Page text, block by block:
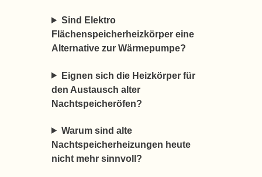
Sind Elektro
Flächenspeicherheizkörper eine
Alternative zur Wärmepumpe?
Eignen sich die Heizkörper für
den Austausch alter
Nachtspeicheröfen?
Warum sind alte
Nachtspeicherheizungen heute
nicht mehr sinnvoll?